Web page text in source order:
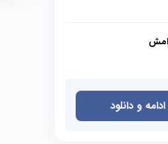
ادامه و دانلود